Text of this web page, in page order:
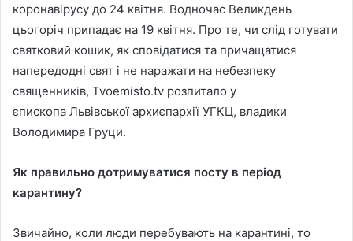
коронавірусу до 24 квітня. Водночас Великдень
цьогоріч припадає на 19 квітня. Про те, чи слід готувати
святковий кошик, як сповідатися та причащатися
напередодні свят і не наражати на небезпеку
священників, Tvoemisto.tv розпитало у
єпископа Львівської архиєпархії УГКЦ, владики
Володимира Груци.
Як правильно дотримуватися посту в період
карантину?
Звичайно, коли люди перебувають на карантині, то